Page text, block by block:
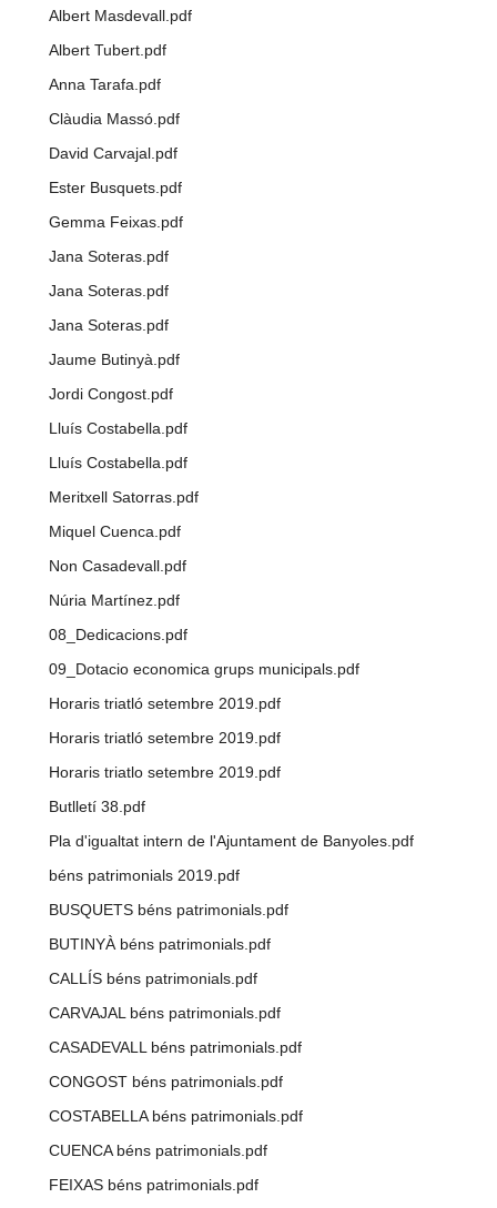
Albert Masdevall.pdf
Albert Tubert.pdf
Anna Tarafa.pdf
Clàudia Massó.pdf
David Carvajal.pdf
Ester Busquets.pdf
Gemma Feixas.pdf
Jana Soteras.pdf
Jana Soteras.pdf
Jana Soteras.pdf
Jaume Butinyà.pdf
Jordi Congost.pdf
Lluís Costabella.pdf
Lluís Costabella.pdf
Meritxell Satorras.pdf
Miquel Cuenca.pdf
Non Casadevall.pdf
Núria Martínez.pdf
08_Dedicacions.pdf
09_Dotacio economica grups municipals.pdf
Horaris triatló setembre 2019.pdf
Horaris triatló setembre 2019.pdf
Horaris triatlo setembre 2019.pdf
Butlletí 38.pdf
Pla d'igualtat intern de l'Ajuntament de Banyoles.pdf
béns patrimonials 2019.pdf
BUSQUETS béns patrimonials.pdf
BUTINYÀ béns patrimonials.pdf
CALLÍS béns patrimonials.pdf
CARVAJAL béns patrimonials.pdf
CASADEVALL béns patrimonials.pdf
CONGOST béns patrimonials.pdf
COSTABELLA béns patrimonials.pdf
CUENCA béns patrimonials.pdf
FEIXAS béns patrimonials.pdf